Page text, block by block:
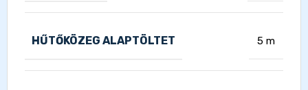
HŰTŐKÖZEG ALAPTÖLTET 5 m